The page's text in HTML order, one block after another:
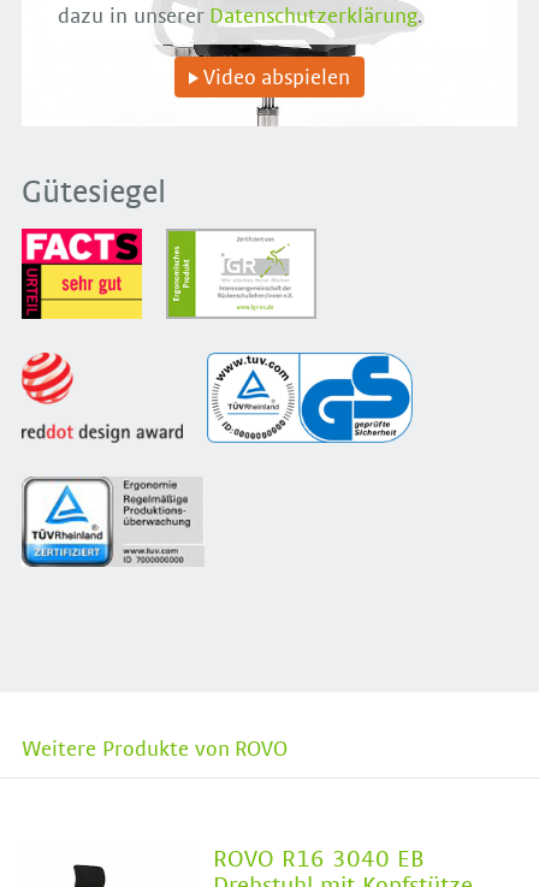
dazu in unserer Datenschutzerklärung.
Video abspielen
Gütesiegel
Weitere Produkte von ROVO
ROVO R16 3040 EB